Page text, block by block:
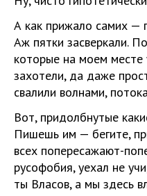
А как прижало самих —
Аж пятки засверкали.
которые на моем месте
захотели, да даже
свалили волнами,
Вот, придолбнутые
Пишешь им — бегите,
всех попересажают-
русофобия, уехал не
ты Власов, а мы здесь